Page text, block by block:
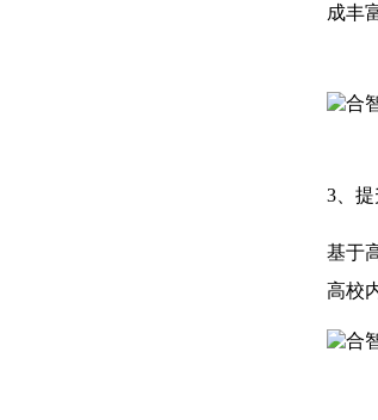
成丰
3、
基于
高校